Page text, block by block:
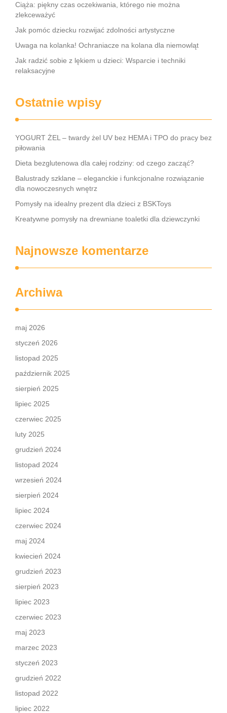
Ciąża: piękny czas oczekiwania, którego nie można
zlekceważyć
Jak pomóc dziecku rozwijać zdolności artystyczne
Uwaga na kolanka! Ochraniacze na kolana dla niemowląt
Jak radzić sobie z lękiem u dzieci: Wsparcie i techniki
relaksacyjne
Ostatnie wpisy
YOGURT ŻEL – twardy żel UV bez HEMA i TPO do pracy bez
piłowania
Dieta bezglutenowa dla całej rodziny: od czego zacząć?
Balustrady szklane – eleganckie i funkcjonalne rozwiązanie
dla nowoczesnych wnętrz
Pomysły na idealny prezent dla dzieci z BSKToys
Kreatywne pomysły na drewniane toaletki dla dziewczynki
Najnowsze komentarze
Archiwa
maj 2026
styczeń 2026
listopad 2025
październik 2025
sierpień 2025
lipiec 2025
czerwiec 2025
luty 2025
grudzień 2024
listopad 2024
wrzesień 2024
sierpień 2024
lipiec 2024
czerwiec 2024
maj 2024
kwiecień 2024
grudzień 2023
sierpień 2023
lipiec 2023
czerwiec 2023
maj 2023
marzec 2023
styczeń 2023
grudzień 2022
listopad 2022
lipiec 2022